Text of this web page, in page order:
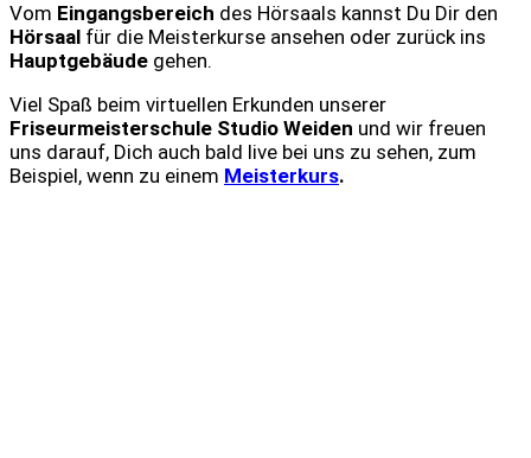
Vom Eingangsbereich des Hörsaals kannst Du Dir den
Hörsaal für die Meisterkurse ansehen oder zurück ins
Hauptgebäude gehen.
Viel Spaß beim virtuellen Erkunden unserer
Friseurmeisterschule Studio Weiden und wir freuen
uns darauf, Dich auch bald live bei uns zu sehen, zum
Beispiel, wenn zu einem Meisterkurs.